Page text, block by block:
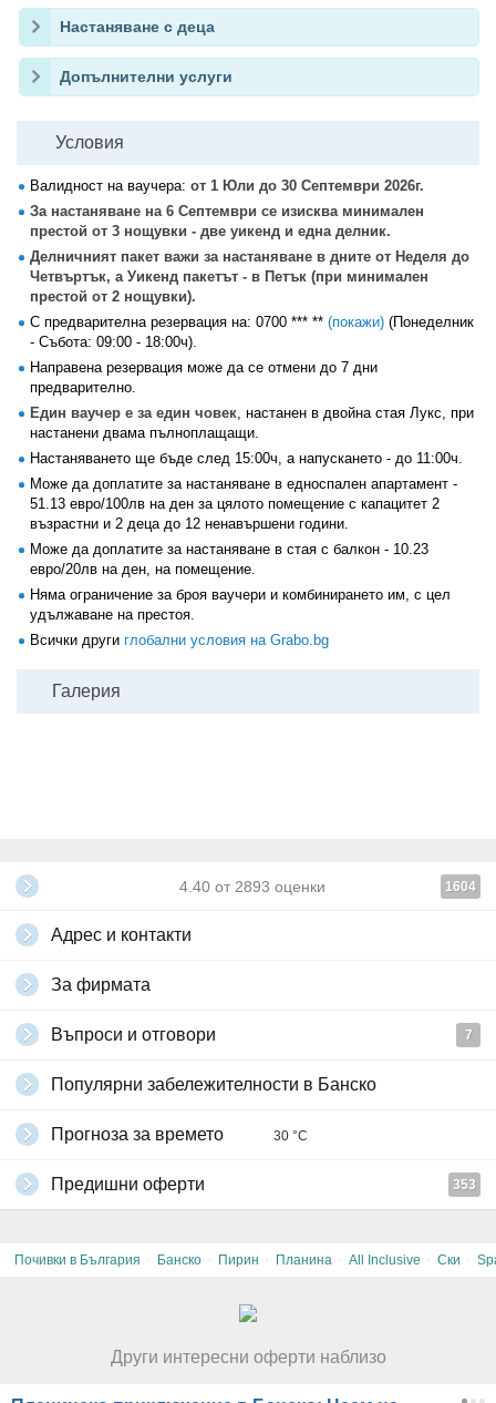
Настаняване с деца
Допълнителни услуги
Условия
Валидност на ваучера: от 1 Юли до 30 Септември 2026г.
За настаняване на 6 Септември се изисква минимален
престой от 3 нощувки - две уикенд и една делник.
Делничният пакет важи за настаняване в дните от Неделя до
Четвъртък, а Уикенд пакетът - в Петък (при минимален
престой от 2 нощувки).
С предварителна резервация на: 0700 *** ** (покажи) (Понеделник
- Събота: 09:00 - 18:00ч).
Направена резервация може да се отмени до 7 дни
предварително.
Един ваучер е за един човек, настанен в двойна стая Лукс, при
настанени двама пълноплащащи.
Настаняването ще бъде след 15:00ч, а напускането - до 11:00ч.
Може да доплатите за настаняване в едноспален апартамент -
51.13 евро/100лв на ден за цялото помещение с капацитет 2
възрастни и 2 деца до 12 ненавършени години.
Може да доплатите за настаняване в стая с балкон - 10.23
евро/20лв на ден, на помещение.
Няма ограничение за броя ваучери и комбинирането им, с цел
удължаване на престоя.
Всички други глобални условия на Grabo.bg
Галерия
4.40 от 2893 оценки 1604
Адрес и контакти
За фирмата
Въпроси и отговори 7
Популярни забележителности в Банско
Прогноза за времето 30 °C
Предишни оферти 353
Почивки в България · Банско · Пирин · Планина · All Inclusive · Ски ·
Други интересни оферти наблизо